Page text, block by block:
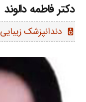
دکتر فاطمه دالوند
speaker دندانپزشک زیبایی